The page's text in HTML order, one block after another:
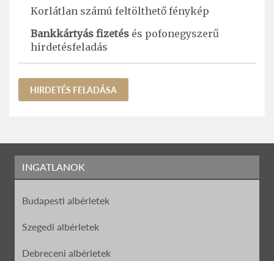
Korlátlan számú feltölthető fénykép
Bankkártyás fizetés és pofonegyszerű
hirdetésfeladás
HIRDETÉS FELADÁSA
INGATLANOK
Budapesti albérletek
Szegedi albérletek
Debreceni albérletek